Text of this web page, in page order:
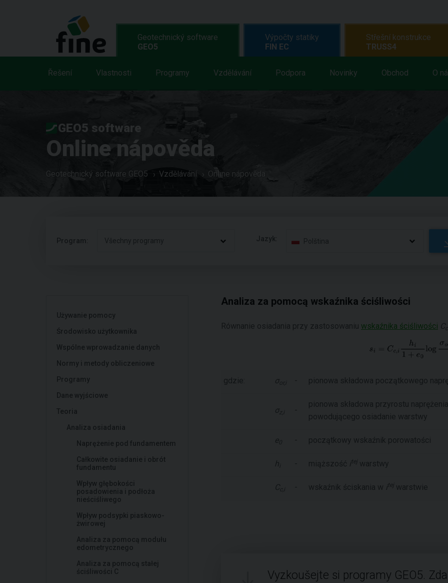
Geotechnický software
GEO5
Řešení Vlastnosti Programy Vzdělávání Podpora Novinky Obchod O
Výpočty statiky
FIN EC
Střešní konstrukce
TRUSS4
GEO5 software
Online nápověda
Geotechnický software GEO5 Vzdělávání Online nápověda
Program: Všechny programy Jazyk: Polština
Używanie pomocy
Środowisko użytkownika
Wspólne wprowadzanie danych
Normy i metody obliczeniowe
Programy
Dane wyjściowe
Teoria
Analiza osiadania
Naprężenie pod fundamentem
Całkowite osiadanie i obrót
fundamentu
Wpływ głębokości
posadowienia i podłoża
nieściśliwego
Wpływ podsypki piaskowo-
żwirowej
Analiza za pomocą modułu
edometrycznego
Analiza za pomocą stałej
ściśliwości C
Analiza za pomocą wskaźnika ściśliwości
Równanie osiadania przy zastosowaniu wskaźnika ściśliwości C
gdzie: σ or,i - pionowa składowa początkowego
σz,i -
pionowa składowa przyrostu
powodującego osiadanie warstwy
e0 - początkowy wskaźnik porowatości
h - miąższość itej warstwy
C - wskaźnik ściskania w itej warstwie
Vyzkoušejte si programy GEO5.